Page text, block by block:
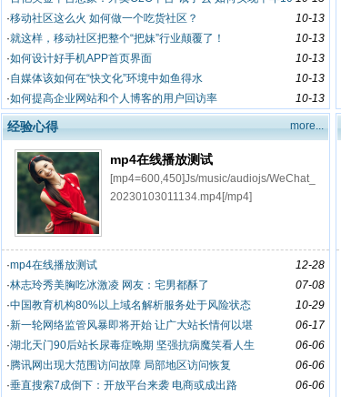
倍增速？
10-13
·移动社区这么火 如何做一个吃货社区？
10-13
·就这样，移动社区把整个“把妹”行业颠覆了！
10-13
·如何设计好手机APP首页界面
10-13
·自媒体该如何在“快文化”环境中如鱼得水
10-13
·如何提高企业网站和个人博客的用户回访率
more...
经验心得
mp4在线播放测试
[mp4=600,450]Js/music/audiojs/WeChat_
20230103011134.mp4[/mp4]
12-28
·mp4在线播放测试
07-08
·林志玲秀美胸吃冰激凌 网友：宅男都酥了
10-29
·中国教育机构80%以上域名解析服务处于风险状态
06-17
·新一轮网络监管风暴即将开始 让广大站长情何以堪
06-06
·湖北天门90后站长尿毒症晚期 坚强抗病魔笑看人生
06-06
·腾讯网出现大范围访问故障 局部地区访问恢复
06-06
·垂直搜索7成倒下：开放平台来袭 电商或成出路